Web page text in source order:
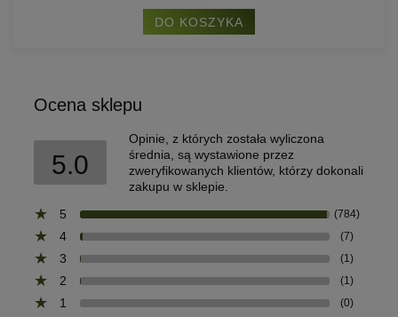
DO KOSZYKA
Ocena sklepu
5.0
Opinie, z których została wyliczona
średnia, są wystawione przez
zweryfikowanych klientów, którzy dokonali
zakupu w sklepie.
5
(784)
4 (7)
3 (1)
2 (1)
1 (0)